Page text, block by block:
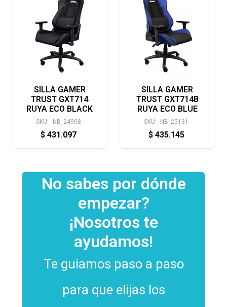
SILLA GAMER
TRUST GXT714
RUYA ECO BLACK
SKU: NB_24908
$ 431.097
SILLA GAMER
TRUST GXT714B
RUYA ECO BLUE
SKU: NB_25131
$ 435.145
No sabes por dónde
empezar?
¡Nosotros te
ayudamos!
Te guiamos paso a paso
para que elijas los